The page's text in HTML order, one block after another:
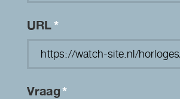
URL*
Vraag*